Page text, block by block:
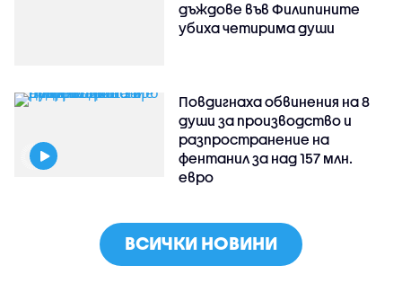
дъждове във Филипините
убиха четирима души
Повдигнаха обвинения на 8
души за производство и
разпространение на
фентанил за над 157 млн.
евро
ВСИЧКИ НОВИНИ